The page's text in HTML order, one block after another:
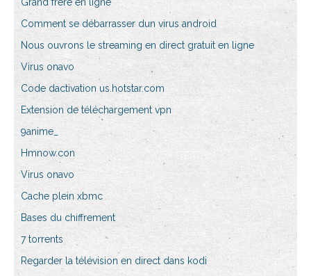
Comment se débarrasser dun virus android
Nous ouvrons le streaming en direct gratuit en ligne
Virus onavo
Code dactivation us.hotstar.com
Extension de téléchargement vpn
9anime_
Hmnow.con
Virus onavo
Cache plein xbmc
Bases du chiffrement
7 torrents
Regarder la télévision en direct dans kodi